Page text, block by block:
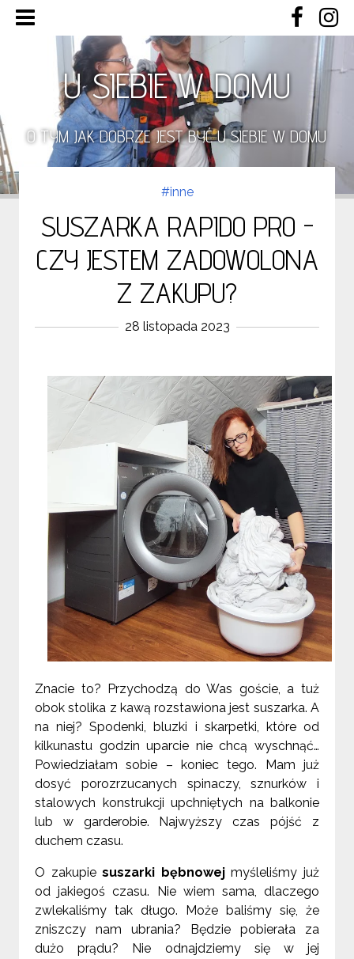
U SIEBIE W DOMU
O TYM JAK DOBRZE JEST BYĆ U SIEBIE W DOMU
#inne
SUSZARKA RAPIDO PRO -
CZY JESTEM ZADOWOLONA
Z ZAKUPU?
28 listopada 2023
Znacie to? Przychodzą do Was goście, a tuż
obok stolika z kawą rozstawiona jest suszarka. A
na niej? Spodenki, bluzki i skarpetki, które od
kilkunastu godzin uparcie nie chcą wyschnąć…
Powiedziałam sobie – koniec tego. Mam już
dosyć porozrzucanych spinaczy, sznurków i
stalowych konstrukcji upchniętych na balkonie
lub w garderobie. Najwyższy czas pójść z
duchem czasu.
O zakupiesuszarki bębnowejmyśleliśmy już
od jakiegoś czasu. Nie wiem sama, dlaczego
zwlekaliśmy tak długo. Może baliśmy się, że
zniszczy nam ubrania? Będzie pobierała za
dużo prądu? Nie odnajdziemy się w jej